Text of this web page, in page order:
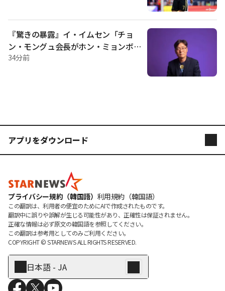
『驚きの暴露』イ・イムセン「チョ
ン・モングュ会長がホン・ミョンボの
任命指示、ナガワールドディレクター
34分前
アプリをダウンロード
STARPOLL
プライバシー規約（韓国語） 利用規約（韓国語）
この翻訳は、利用者の便宜のためにAIで作成されたものです。
翻訳中に誤りや誤解が生じる可能性があり、正確性は保証されません。
正確な情報は必ず原文の韓国語を参照してください。
この翻訳は参考用としてのみご利用ください。
COPYRIGHT © STARNEWS ALL RIGHTS RESERVED.
日本語 - JA